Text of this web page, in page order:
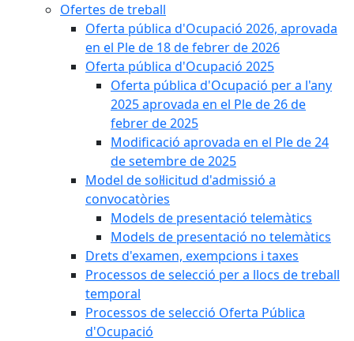
Ofertes de treball
Oferta pública d'Ocupació 2026, aprovada
en el Ple de 18 de febrer de 2026
Oferta pública d'Ocupació 2025
Oferta pública d'Ocupació per a l'any
2025 aprovada en el Ple de 26 de
febrer de 2025
Modificació aprovada en el Ple de 24
de setembre de 2025
Model de sol·licitud d'admissió a
convocatòries
Models de presentació telemàtics
Models de presentació no telemàtics
Drets d'examen, exempcions i taxes
Processos de selecció per a llocs de treball
temporal
Processos de selecció Oferta Pública
d'Ocupació